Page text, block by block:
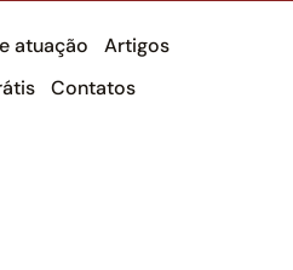
atuação
Artigos
Contatos